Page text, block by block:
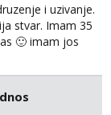
i uzivanje.
stvar. Imam 35
🙂 imam jos
i dogovore na
zainteresirane
javljaju muski!!!